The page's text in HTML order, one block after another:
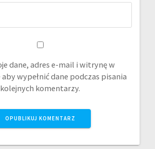
dane, adres e-mail i witrynę w
wypełnić dane podczas pisania
kolejnych komentarzy.